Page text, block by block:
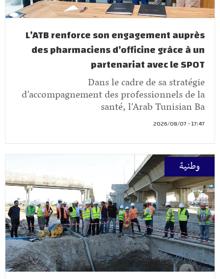
L’ATB renforce son engagement auprès
des pharmaciens d’officine grâce à un
partenariat avec le SPOT
Dans le cadre de sa stratégie
d’accompagnement des professionnels de la
santé, l’Arab Tunisian Ba
17:47 - 2026/08/07
وطنية